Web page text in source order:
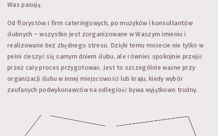
Was pasują.
Od florystów i firm cateringowych, po muzyków i konsultantów
ślubnych – wszystko jest zorganizowane w Waszym imieniu i
realizowane bez zbędnego stresu. Dzięki temu możecie nie tylko w
pełni cieszyć się samym dniem ślubu, ale również spokojnie przejść
przez cały proces przygotowań. Jest to szczególnie ważne przy
organizacji ślubu w innej miejscowości lub kraju, kiedy wybór
zaufanych podwykonawców na odległość bywa wyjątkowo trudny.